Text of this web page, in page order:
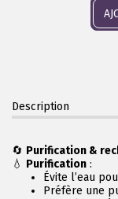
Description
🔄 Purification &
💧 Purification :
Évite l’eau
Préfère une